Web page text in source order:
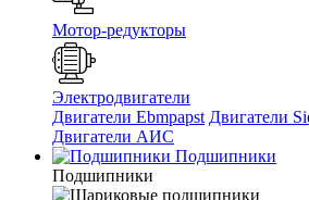
Мотор-редукторы
Электродвигатели
Двигатели Ebmpapst Двигатели
Двигатели АИС
Подшипники
Подшипники